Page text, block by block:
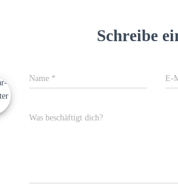
Schreibe
Name * E-
Was beschäftigt dich?